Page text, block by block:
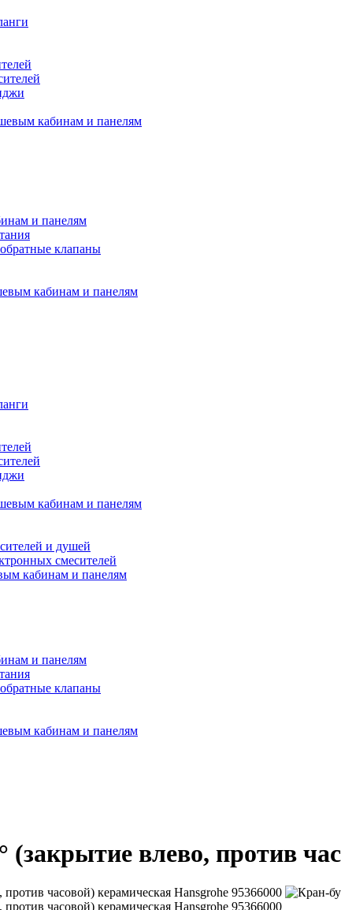
кабинам и панелям
и панелям
клапаны
кабинам и панелям
кабинам и панелям
и душей
смесителей
кабинам и панелям
и панелям
клапаны
кабинам и панелям
(закрытие влево, против